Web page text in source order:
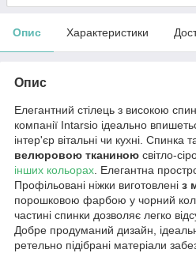
Опис Характеристики
Опис
Елегантний стілець з високою
компанії Intarsio ідеально
інтер'єр вітальні чи кухні. Спинка
велюровою тканиною світло-
інших кольорах. Елегантна
Профільовані ніжки виготовлені з
порошковою фарбою у чорний
частині спинки дозволяє легко
Добре продуманий дизайн,
ретельно підібрані матеріали